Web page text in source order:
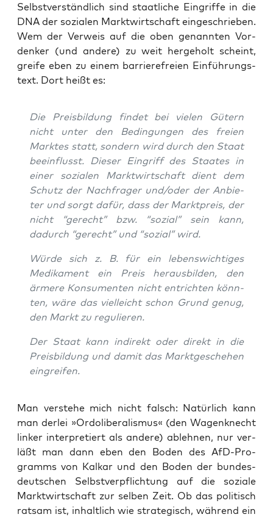
Selbst­ver­ständ­lich sind staat­li­che Ein­grif­fe in die
DNA der sozia­len Markt­wirt­schaft ein­ge­schrie­ben.
Wem der Ver­weis auf die oben genann­ten Vor­
den­ker (und ande­re) zu weit her­ge­holt scheint,
grei­fe eben zu einem bar­rie­re­frei­en Ein­füh­rungs­
text. Dort heißt es:
Die Preis­bil­dung fin­det bei vie­len Gütern
nicht unter den Bedin­gun­gen des frei­en
Mark­tes statt, son­dern wird durch den Staat
beein­flusst. Die­ser Ein­griff des Staa­tes in
einer sozia­len Markt­wirt­schaft dient dem
Schutz der Nach­fra­ger und/oder der Anbie­
ter und sorgt dafür, dass der Markt­preis, der
nicht “gerecht” bzw. “sozi­al” sein kann,
dadurch “gerecht” und “sozi­al” wird.
Wür­de sich z. B. für ein lebens­wich­ti­ges
Medi­ka­ment ein Preis her­aus­bil­den, den
ärme­re Kon­su­men­ten nicht ent­rich­ten könn­
ten, wäre das viel­leicht schon Grund genug,
den Markt zu regulieren.
Der Staat kann indi­rekt oder direkt in die
Preis­bil­dung und damit das Markt­ge­sche­hen
eingreifen.
Man ver­ste­he mich nicht falsch: Natür­lich kann
man der­lei »Ordo­li­be­ra­lis­mus« (den Wagen­knecht
lin­ker inter­pre­tiert als ande­re) ableh­nen, nur ver­
läßt man dann eben den Boden des AfD-Pro­
gramms von Kal­kar und den Boden der bun­des­
deut­schen Selbst­ver­pflich­tung auf die sozia­le
Markt­wirt­schaft zur sel­ben Zeit. Ob das poli­tisch
rat­sam ist, inhalt­lich wie stra­te­gisch, wäh­rend ein